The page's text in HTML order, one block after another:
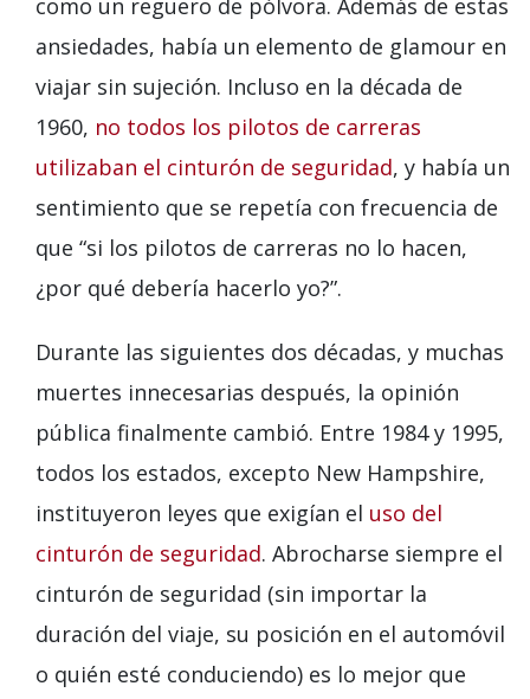
como un reguero de pólvora. Además de estas
ansiedades, había un elemento de glamour en
viajar sin sujeción. Incluso en la década de
1960, no todos los pilotos de carreras
utilizaban el cinturón de seguridad, y había un
sentimiento que se repetía con frecuencia de
que “si los pilotos de carreras no lo hacen,
¿por qué debería hacerlo yo?”.
Durante las siguientes dos décadas, y muchas
muertes innecesarias después, la opinión
pública finalmente cambió. Entre 1984 y 1995,
todos los estados, excepto New Hampshire,
instituyeron leyes que exigían el uso del
cinturón de seguridad. Abrocharse siempre el
cinturón de seguridad (sin importar la
duración del viaje, su posición en el automóvil
o quién esté conduciendo) es lo mejor que